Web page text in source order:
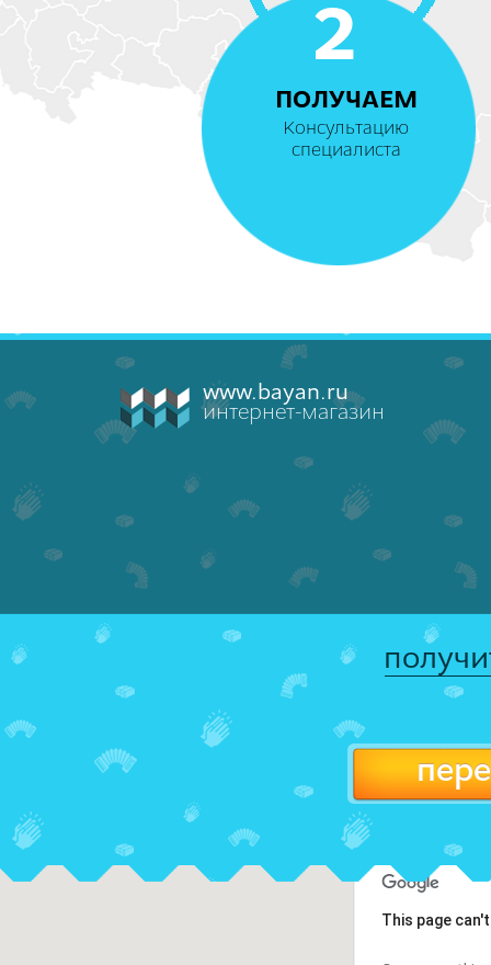
2
ПОЛУЧАЕМ
Консультацию
специалиста
www.bayan.ru
интернет-магазин
This page